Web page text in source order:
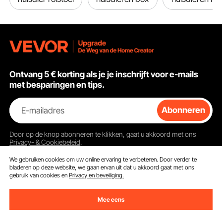
Ontvang 5 € korting als je je inschrijft voor e-mails
met besparingen en tips.
E-mailadres Abonneren
Door op de knopabonneren te klikken, gaat u akkoord met ons
Privacy- & Cookiebeleid.
Neem contact op
We gebruiken cookies om uw online ervaring te verbeteren. Door verder te
bladeren op deze website, we gaan ervan uit dat u akkoord gaat met ons
gebruik van cookies enPrivacy en beveiliging.
Mee eens